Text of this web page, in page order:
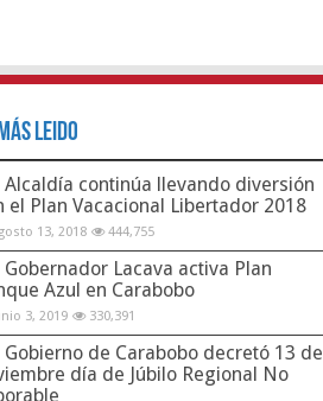
Leido
Alcaldía continúa llevando diversión
el Plan Vacacional Libertador 2018
13, 2018 444,755
Gobernador Lacava activa Plan
Azul en Carabobo
3, 2019 330,391
Gobierno de Carabobo decretó 13 de
día de Júbilo Regional No